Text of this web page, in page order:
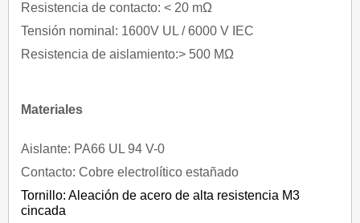
Resistencia de contacto: < 20 mΩ
Tensión nominal: 1600V UL / 6000 V IEC
Resistencia de aislamiento:> 500 MΩ
Materiales
Aislante: PA66 UL 94 V-0
Contacto: Cobre electrolítico estañado
Tornillo: Aleación de acero de alta resistencia M3
cincada